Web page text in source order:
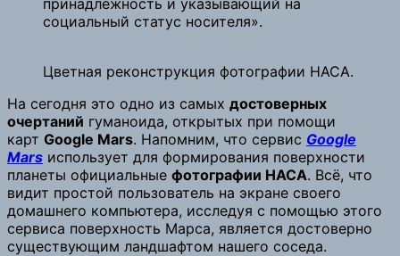
социальный статус носителя».
Цветная реконструкция фотографии НАСА.
На сегодня это одно из самых достоверных
очертаний гуманоида, открытых при помощи
карт Google Mars. Напомним, что сервис Google
Mars использует для формирования поверхности
планеты официальные фотографии НАСА. Всё, что
видит простой пользователь на экране своего
домашнего компьютера, исследуя с помощью этого
сервиса поверхность Марса, является достоверно
существующим ландшафтом нашего соседа.